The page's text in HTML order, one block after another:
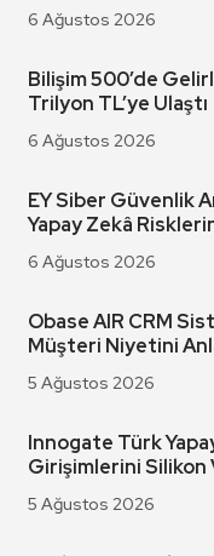
6 Ağustos 2026
Bilişim 500’de
Trilyon TL’ye Ulaştı
6 Ağustos 2026
EY Siber Güvenlik
Yapay Zekâ
6 Ağustos 2026
Obase AIR CRM
Müşteri Niyetini
5 Ağustos 2026
Innogate Türk
Girişimlerini Silikon
5 Ağustos 2026